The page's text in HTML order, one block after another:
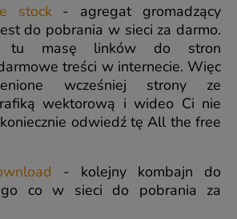
stock- agregat gromadzący
do pobrania w sieci za darmo.
tu masę linków do stron
treści w internecie. Więc
wcześniej strony ze
wektorową i wideo Ci nie
odwiedź tę All the free
- kolejny kombajn do
co w sieci do pobrania za